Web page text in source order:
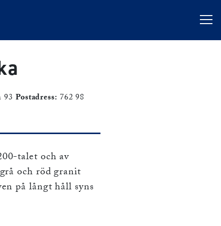
93 Postadress: 762 98
talet och av
och röd granit
på långt håll syns